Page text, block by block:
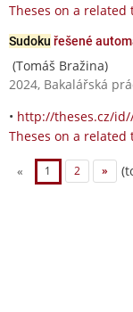
Theses on a related
Sudoku řešené
(Tomáš Bražina)
2024, Bakalářská
• http://theses.cz/
Theses on a related
« 1 2 »